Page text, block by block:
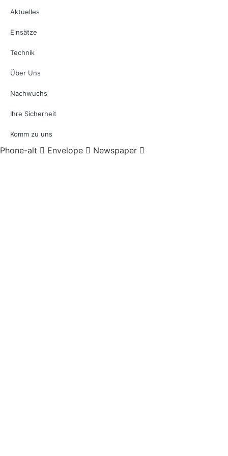
Aktuelles
Einsätze
Technik
Über Uns
Nachwuchs
Ihre Sicherheit
Komm zu uns
Phone-alt Envelope Newspaper